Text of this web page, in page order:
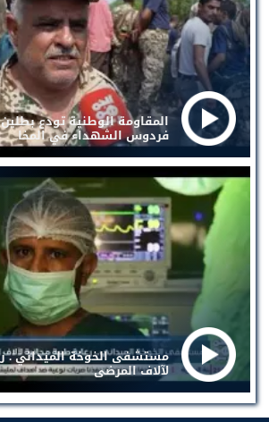
المقاومة الوطنية تودع
فردوس الشهداء في المخا
مستشفى الخوخة الميداني .
لآلاف المرضى